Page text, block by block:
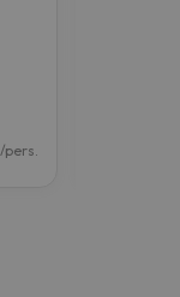
/pers.